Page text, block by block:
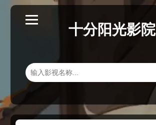
十分阳光影院